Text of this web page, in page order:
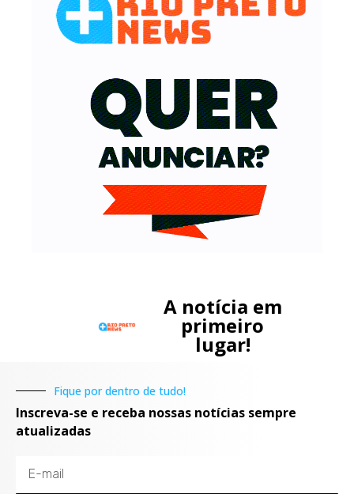
A notícia em
primeiro
lugar!
Fique por dentro de tudo!
Inscreva-se e receba nossas notícias sempre
atualizadas